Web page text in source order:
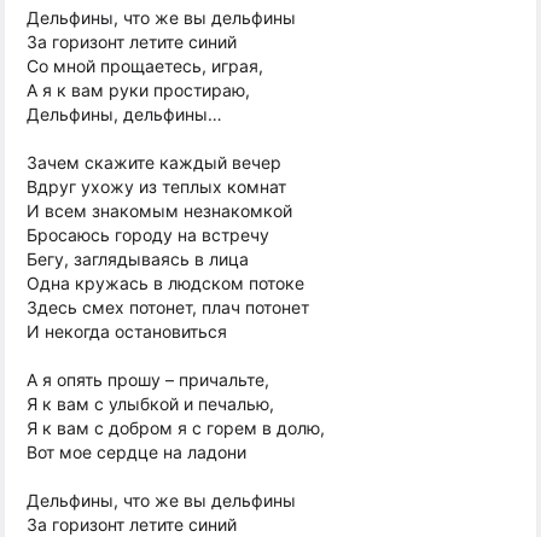
Дельфины, что же вы дельфины
За горизонт летите синий
Со мной прощаетесь, играя,
А я к вам руки простираю,
Дельфины, дельфины…
Зачем скажите каждый вечер
Вдруг ухожу из теплых комнат
И всем знакомым незнакомкой
Бросаюсь городу на встречу
Бегу, заглядываясь в лица
Одна кружась в людском потоке
Здесь смех потонет, плач потонет
И некогда остановиться
А я опять прошу – причальте,
Я к вам с улыбкой и печалью,
Я к вам с добром я с горем в долю,
Вот мое сердце на ладони
Дельфины, что же вы дельфины
За горизонт летите синий